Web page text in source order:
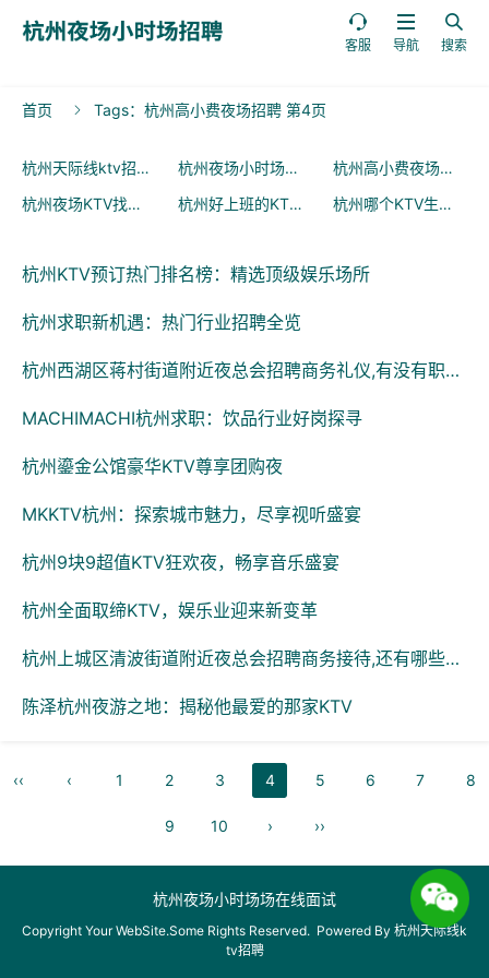

搜索

导航

客服
首页  Tags：杭州高小费夜场招聘 第4页
杭州天际线ktv招聘 (509) 杭州夜场小时场招聘 (500) 杭州高小费夜场招聘
杭州夜场KTV找工作 (10) 杭州好上班的KTV招聘 (10) 杭州哪个KTV生意好
杭州KTV预订热门排名榜：精选顶级娱乐场所
杭州求职新机遇：热门行业招聘全览
杭州西湖区蒋村街道附近夜总会招聘商务礼仪,有没有职位上升空间
MACHIMACHI杭州求职：饮品行业好岗探寻
杭州鎏金公馆豪华KTV尊享团购夜
MKKTV杭州：探索城市魅力，尽享视听盛宴
杭州9块9超值KTV狂欢夜，畅享音乐盛宴
杭州全面取缔KTV，娱乐业迎来新变革
杭州上城区清波街道附近夜总会招聘商务接待,还有哪些职位
陈泽杭州夜游之地：揭秘他最爱的那家KTV
‹‹ ‹ 1 2 3 4 5 6 7 8
9 10 › ››
杭州夜场小时场场在线面试
Copyright Your WebSite.Some Rights Reserved. Powered By 杭州天际线k
tv招聘